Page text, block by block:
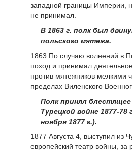
западной границы Империи,
не принимал.
В 1863 г. полк был
польского мятежа.
1863 По случаю волнений в
поход и принимал
против мятежников мелкими
пределах Виленского
Полк принял блестящее
Турецкой войне 1877-78
ноября 1877 г.).
1877 Августа 4, выступил из
европейский театр войны, за